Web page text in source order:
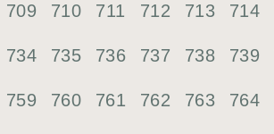
709 710 711 712 713 714
734 735 736 737 738 739
759 760 761 762 763 764